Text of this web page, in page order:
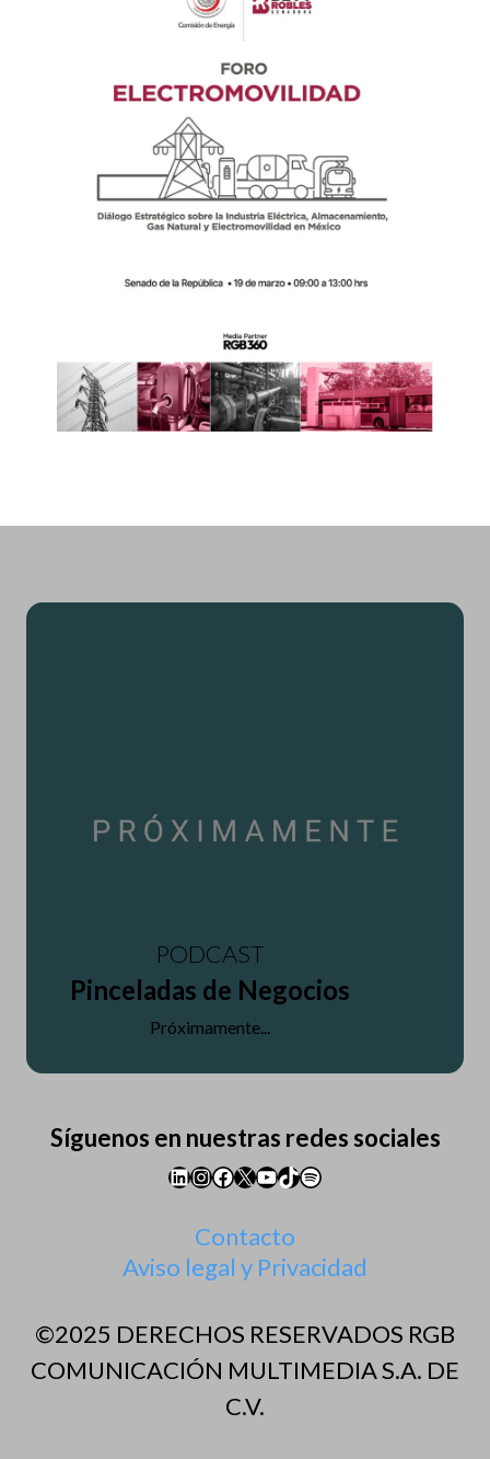
PODCAST
Pinceladas de Negocios
Próximamente...
Síguenos en nuestras redes sociales
LinkedIn
Instagram
Facebook
X YouTube
TikTok
Spotify
Contacto
Aviso legal y Privacidad
©2025 DERECHOS RESERVADOS RGB
COMUNICACIÓN MULTIMEDIA S.A. DE
C.V.